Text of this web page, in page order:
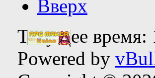
Вверх
Текущее время:
Powered by